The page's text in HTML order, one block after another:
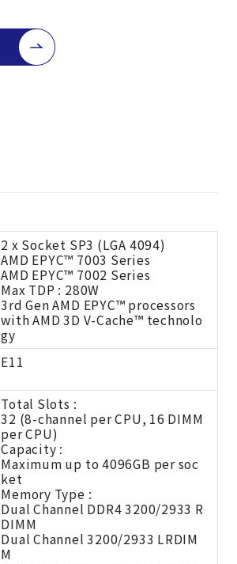
2 x Socket SP3 (LGA 4094)
AMD EPYC™ 7003 Series
AMD EPYC™ 7002 Series
Max TDP : 280W
3rd Gen AMD EPYC™ processors
with AMD 3D V-Cache™ technolo
gy
E11
Total Slots :
32 (8-channel per CPU, 16 DIMM
per CPU)
Capacity :
Maximum up to 4096GB per soc
ket
Memory Type :
Dual Channel DDR4 3200/2933 R
DIMM
Dual Channel 3200/2933 LRDIM
M